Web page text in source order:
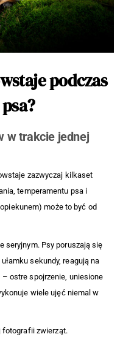
::
::
::
::
podczas
w trakcie jednej
zazwyczaj kilkaset
temperamentu psa i
może to być od
seryjnym. Psy poruszają się
sekundy, reagują na
ostre spojrzenie, uniesione
wiele ujęć niemal w
fotografii zwierząt.